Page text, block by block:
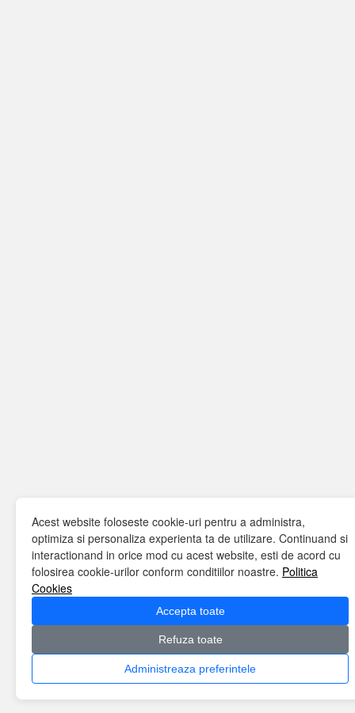
Acest website foloseste cookie-uri pentru a administra,
optimiza si personaliza experienta ta de utilizare. Continuand si
interactionand in orice mod cu acest website, esti de acord cu
folosirea cookie-urilor conform conditiilor noastre. Politica
Cookies
Accepta toate
Refuza toate
Administreaza preferintele